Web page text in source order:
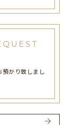
預かり致しまし